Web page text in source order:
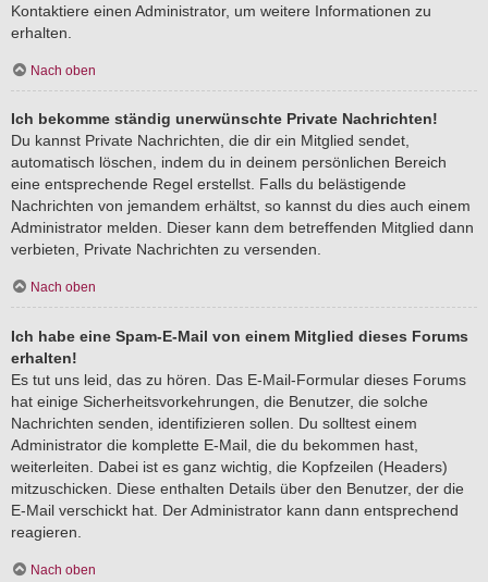
Kontaktiere einen Administrator, um weitere Informationen zu
erhalten.
Nach oben
Ich bekomme ständig unerwünschte Private Nachrichten!
Du kannst Private Nachrichten, die dir ein Mitglied sendet,
automatisch löschen, indem du in deinem persönlichen Bereich
eine entsprechende Regel erstellst. Falls du belästigende
Nachrichten von jemandem erhältst, so kannst du dies auch einem
Administrator melden. Dieser kann dem betreffenden Mitglied dann
verbieten, Private Nachrichten zu versenden.
Nach oben
Ich habe eine Spam-E-Mail von einem Mitglied dieses Forums
erhalten!
Es tut uns leid, das zu hören. Das E-Mail-Formular dieses Forums
hat einige Sicherheitsvorkehrungen, die Benutzer, die solche
Nachrichten senden, identifizieren sollen. Du solltest einem
Administrator die komplette E-Mail, die du bekommen hast,
weiterleiten. Dabei ist es ganz wichtig, die Kopfzeilen (Headers)
mitzuschicken. Diese enthalten Details über den Benutzer, der die
E-Mail verschickt hat. Der Administrator kann dann entsprechend
reagieren.
Nach oben